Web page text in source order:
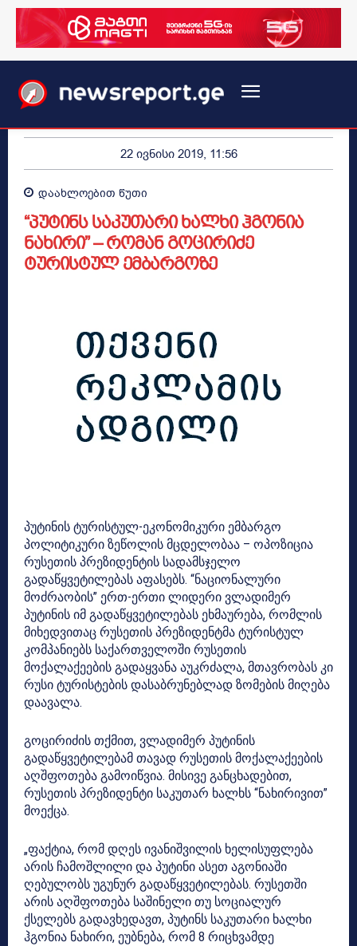
22 ივნისი 2019, 11:56
დაახლოებით წუთი
“პუტინს საკუთარი ხალხი ჰგონია
ნახირი” – რომან გოცირიძე
ტურისტულ ემბარგოზე
პუტინის ტურისტულ-ეკონომიკური ემბარგო
პოლიტიკური ზეწოლის მცდელობაა – ოპოზიცია
რუსეთის პრეზიდენტის სადამსჯელო
გადაწყვეტილებას აფასებს. “ნაციონალური
მოძრაობის” ერთ-ერთი ლიდერი ვლადიმერ
პუტინის იმ გადაწყვეტილებას ეხმაურება, რომლის
მიხედვითაც რუსეთის პრეზიდენტმა ტურისტულ
კომპანიებს საქართველოში რუსეთის
მოქალაქეების გადაყვანა აუკრძალა, მთავრობას კი
რუსი ტურისტების დასაბრუნებლად ზომების მიღება
დაავალა.
გოცირიძის თქმით, ვლადიმერ პუტინის
გადაწყვეტილებამ თავად რუსეთის მოქალაქეების
აღშფოთება გამოიწვია. მისივე განცხადებით,
რუსეთის პრეზიდენტი საკუთარ ხალხს “ნახირივით”
მოექცა.
„ფაქტია, რომ დღეს ივანიშვილის ხელისუფლება
არის ჩამოშლილი და პუტინი ასეთ აგონიაში
ღებულობს უგუნურ გადაწყვეტილებას. რუსეთში
არის აღშფოთება საშინელი თუ სოციალურ
ქსელებს გადავხედავთ, პუტინს საკუთარი ხალხი
ჰგონია ნახირი, ეუბნება, რომ 8 რიცხვამდე